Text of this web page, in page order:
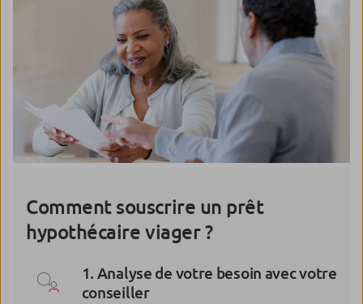
Comment souscrire un prêt
hypothécaire viager ?
1. Analyse de votre besoin avec votre
conseiller